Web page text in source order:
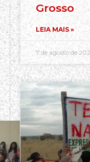
Grosso
LEIA MAIS »
7 de agosto de